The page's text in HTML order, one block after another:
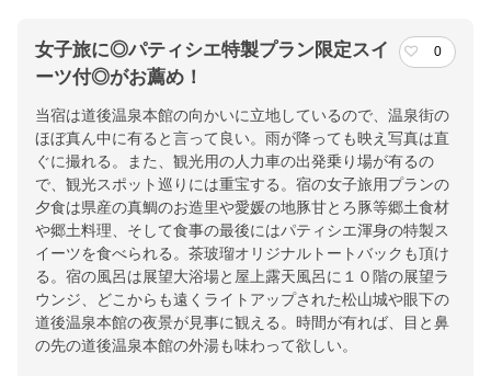
女子旅に◎パティシエ特製プラン限定スイ
ーツ付◎がお薦め！
0
当宿は道後温泉本館の向かいに立地しているので、温泉街の
ほぼ真ん中に有ると言って良い。雨が降っても映え写真は直
ぐに撮れる。また、観光用の人力車の出発乗り場が有るの
で、観光スポット巡りには重宝する。宿の女子旅用プランの
夕食は県産の真鯛のお造里や愛媛の地豚甘とろ豚等郷土食材
や郷土料理、そして食事の最後にはパティシエ渾身の特製ス
イーツを食べられる。茶玻瑠オリジナルトートバックも頂け
る。宿の風呂は展望大浴場と屋上露天風呂に１０階の展望ラ
ウンジ、どこからも遠くライトアップされた松山城や眼下の
道後温泉本館の夜景が見事に観える。時間が有れば、目と鼻
の先の道後温泉本館の外湯も味わって欲しい。